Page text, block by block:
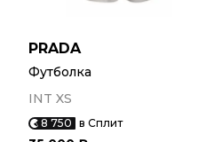
PRADA
Футболка
INT XS
8 750 в Сплит